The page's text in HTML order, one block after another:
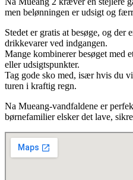
men belønningen er udsigt og
Stedet er gratis at besøge, og der
drikkevarer ved indgangen.
Mange kombinerer besøget med
eller udsigtspunkter.
Tag gode sko med, især hvis du
turen i kraftig regn.
Na Mueang-vandfaldene er
børnefamilier elsker det lave,